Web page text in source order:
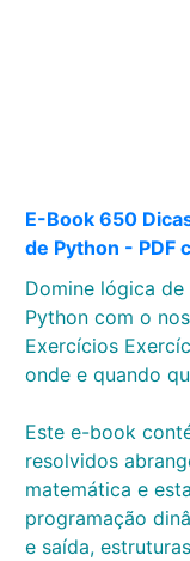
E-Book 650
de Python - PDF
Domine lógica
Python com o
Exercícios
onde e quando
Este e-book
resolvidos
matemática e
programação
e saída,